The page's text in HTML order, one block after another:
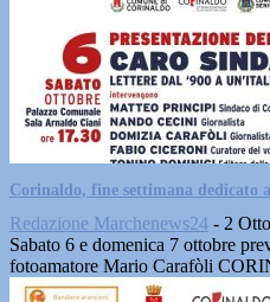
Corinaldo, fine settimana dedicato
Redazione Marchenews24 - 2
Sabato 6 e domenica 7 ottobre
fotoamatore Mario Carafòli